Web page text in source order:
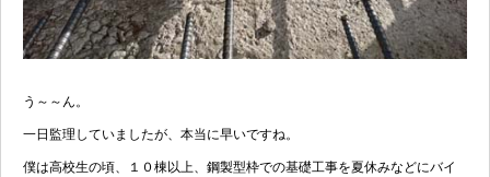
う～～ん。
一日監理していましたが、本当に早いですね。
僕は高校生の頃、１０棟以上、鋼製型枠での基礎工事を夏休みなどにバイ